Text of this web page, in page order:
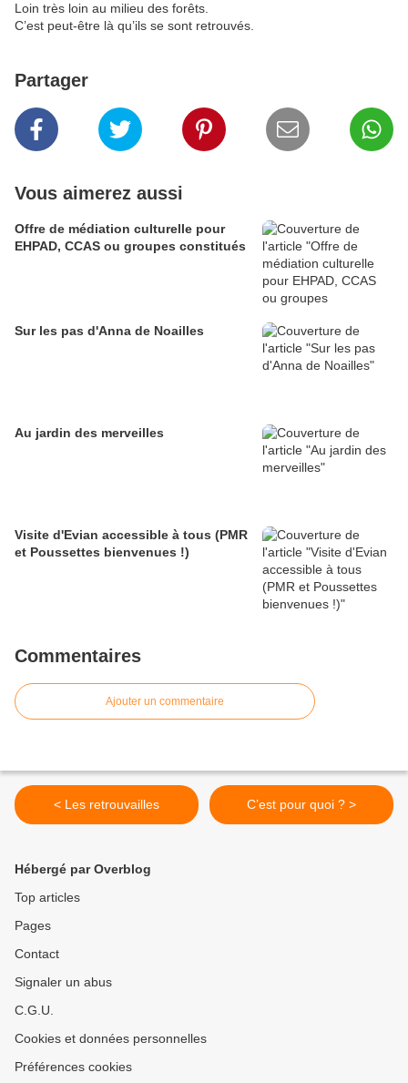
Loin très loin au milieu des forêts.
C’est peut-être là qu’ils se sont retrouvés.
Partager
Vous aimerez aussi
Offre de médiation culturelle pour
EHPAD, CCAS ou groupes constitués
Sur les pas d'Anna de Noailles
Au jardin des merveilles
Visite d'Evian accessible à tous (PMR
et Poussettes bienvenues !)
Commentaires
Ajouter un commentaire
< Les retrouvailles C’est pour quoi ? >
Hébergé par Overblog
Top articles
Pages
Contact
Signaler un abus
C.G.U.
Cookies et données personnelles
Préférences cookies